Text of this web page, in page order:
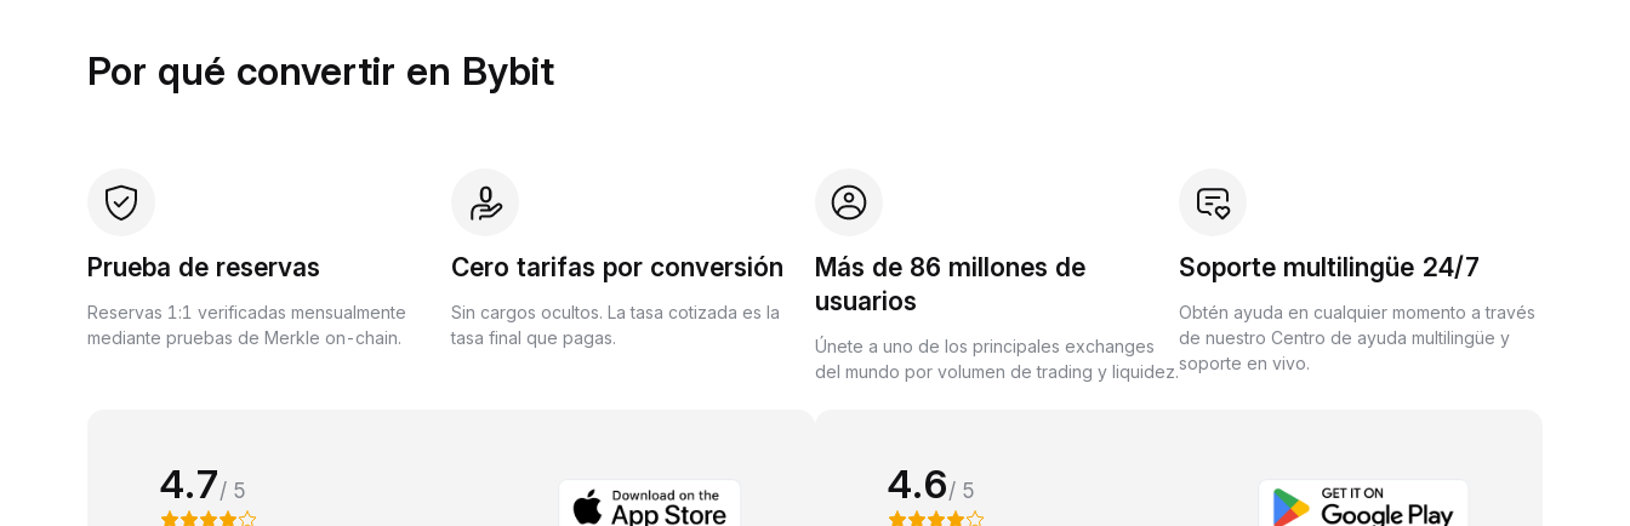
Por qué convertir en Bybit
Prueba de reservas
Reservas 1:1 verificadas mensualmente
mediante pruebas de Merkle on-chain.
Cero tarifas por conversión
Sin cargos ocultos. La tasa cotizada es la
tasa final que pagas.
Más de 86 millones de
usuarios
Únete a uno de los principales exchanges
del mundo por volumen de trading y liquidez.
Soporte multilingüe 24/7
Obtén ayuda en cualquier momento a través
de nuestro Centro de ayuda multilingüe y
soporte en vivo.
4.7/ 5 4.6/ 5